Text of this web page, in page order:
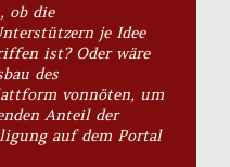
ob die
je Idee
ist? Oder wäre
des
vonnöten, um
Anteil der
auf dem Portal